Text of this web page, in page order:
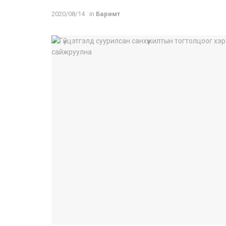
2020/08/14 in Баримт